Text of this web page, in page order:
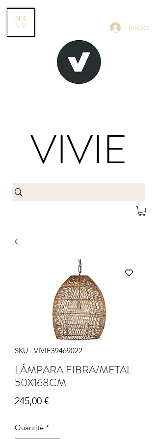
ME
NU
Iniciar
VIVIE
SKU : VIVIE39469022
LÁMPARA FIBRA/METAL
50X168CM
245,00 €Prix
Quantité *